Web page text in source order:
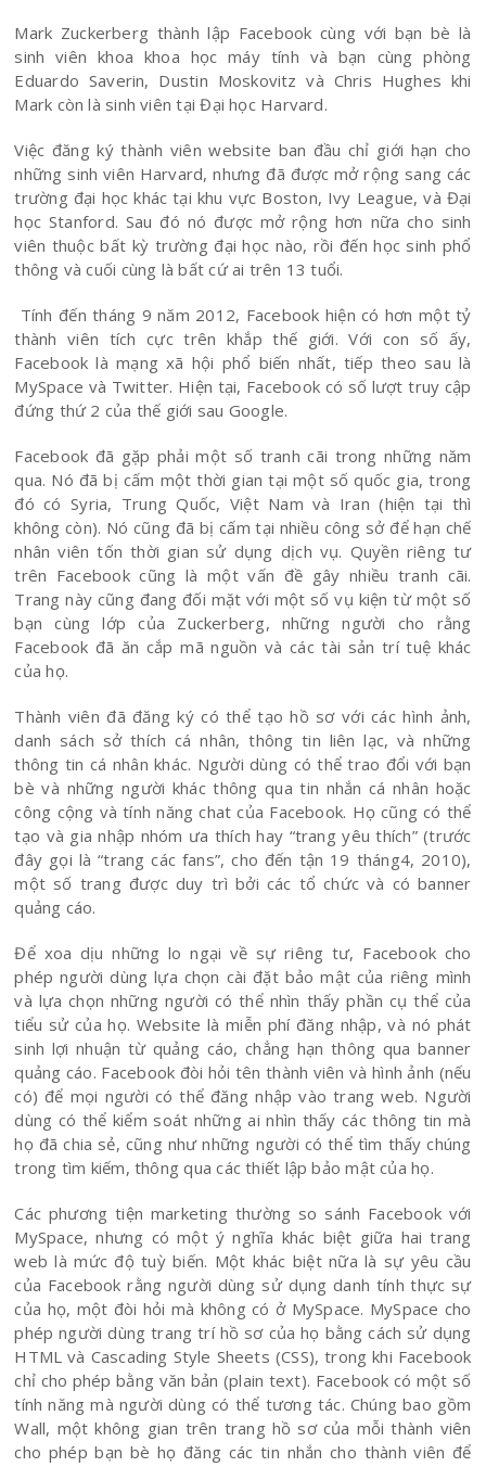
Mark Zuckerberg thành lập Facebook cùng với bạn bè là
sinh viên khoa khoa học máy tính và bạn cùng phòng
Eduardo Saverin, Dustin Moskovitz và Chris Hughes khi
Mark còn là sinh viên tại Đại học Harvard.
Việc đăng ký thành viên website ban đầu chỉ giới hạn cho
những sinh viên Harvard, nhưng đã được mở rộng sang các
trường đại học khác tại khu vực Boston, Ivy League, và Đại
học Stanford. Sau đó nó được mở rộng hơn nữa cho sinh
viên thuộc bất kỳ trường đại học nào, rồi đến học sinh phổ
thông và cuối cùng là bất cứ ai trên 13 tuổi.
Tính đến tháng 9 năm 2012, Facebook hiện có hơn một tỷ
thành viên tích cực trên khắp thế giới. Với con số ấy,
Facebook là mạng xã hội phổ biến nhất, tiếp theo sau là
MySpace và Twitter. Hiện tại, Facebook có số lượt truy cập
đứng thứ 2 của thế giới sau Google.
Facebook đã gặp phải một số tranh cãi trong những năm
qua. Nó đã bị cấm một thời gian tại một số quốc gia, trong
đó có Syria, Trung Quốc, Việt Nam và Iran (hiện tại thì
không còn). Nó cũng đã bị cấm tại nhiều công sở để hạn chế
nhân viên tốn thời gian sử dụng dịch vụ. Quyền riêng tư
trên Facebook cũng là một vấn đề gây nhiều tranh cãi.
Trang này cũng đang đối mặt với một số vụ kiện từ một số
bạn cùng lớp của Zuckerberg, những người cho rằng
Facebook đã ăn cắp mã nguồn và các tài sản trí tuệ khác
của họ.
Thành viên đã đăng ký có thể tạo hồ sơ với các hình ảnh,
danh sách sở thích cá nhân, thông tin liên lạc, và những
thông tin cá nhân khác. Người dùng có thể trao đổi với bạn
bè và những người khác thông qua tin nhắn cá nhân hoặc
công cộng và tính năng chat của Facebook. Họ cũng có thể
tạo và gia nhập nhóm ưa thích hay “trang yêu thích” (trước
đây gọi là “trang các fans”, cho đến tận 19 tháng4, 2010),
một số trang được duy trì bởi các tổ chức và có banner
quảng cáo.
Để xoa dịu những lo ngại về sự riêng tư, Facebook cho
phép người dùng lựa chọn cài đặt bảo mật của riêng mình
và lựa chọn những người có thể nhìn thấy phần cụ thể của
tiểu sử của họ. Website là miễn phí đăng nhập, và nó phát
sinh lợi nhuận từ quảng cáo, chẳng hạn thông qua banner
quảng cáo. Facebook đòi hỏi tên thành viên và hình ảnh (nếu
có) để mọi người có thể đăng nhập vào trang web. Người
dùng có thể kiểm soát những ai nhìn thấy các thông tin mà
họ đã chia sẻ, cũng như những người có thể tìm thấy chúng
trong tìm kiếm, thông qua các thiết lập bảo mật của họ.
Các phương tiện marketing thường so sánh Facebook với
MySpace, nhưng có một ý nghĩa khác biệt giữa hai trang
web là mức độ tuỳ biến. Một khác biệt nữa là sự yêu cầu
của Facebook rằng người dùng sử dụng danh tính thực sự
của họ, một đòi hỏi mà không có ở MySpace. MySpace cho
phép người dùng trang trí hồ sơ của họ bằng cách sử dụng
HTML và Cascading Style Sheets (CSS), trong khi Facebook
chỉ cho phép bằng văn bản (plain text). Facebook có một số
tính năng mà người dùng có thể tương tác. Chúng bao gồm
Wall, một không gian trên trang hồ sơ của mỗi thành viên
cho phép bạn bè họ đăng các tin nhắn cho thành viên để